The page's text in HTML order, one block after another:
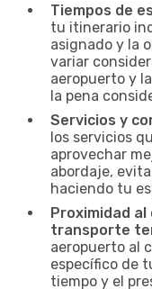
Tiempos de
tu itinerario
asignado y la
variar
aeropuerto y
la pena
Servicios y
los servicios
aprovechar
abordaje,
haciendo tu
Proximidad
transporte
aeropuerto al
específico de
tiempo y el